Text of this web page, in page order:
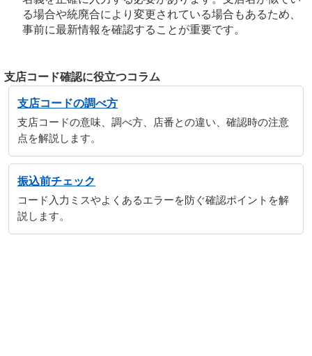
る場合や統廃合により変更されている場合もあるため、
事前に最新情報を確認することが重要です。
支店コード確認に役立つコラム
支店コードの調べ方
支店コードの意味、調べ方、店番との違い、確認時の注意
点を解説します。
振込前チェック
コード入力ミスやよくあるエラーを防ぐ確認ポイントを解
説します。